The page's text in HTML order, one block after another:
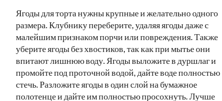
Ягоды для торта нужны крупные и желательно одного
размера. Клубнику переберите, удаляя ягоды даже с
малейшим признаком порчи или повреждения. Также
уберите ягоды без хвостиков, так как при мытье они
впитают лишнюю воду. Ягоды выложите в дуршлаг и
промойте под проточной водой, дайте воде полностью
стечь. Разложите ягоды в один слой на бумажное
полотенце и дайте им полностью просохнуть. Лучше